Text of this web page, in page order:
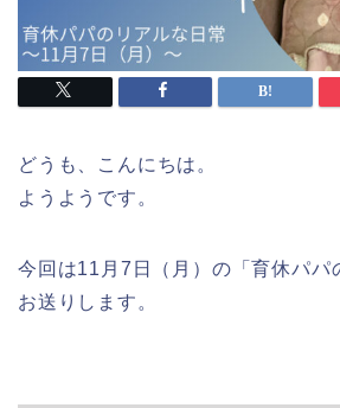
どうも、こんにちは。
ようようです。
今回は11月7日（月）の「育休パパ
お送りします。